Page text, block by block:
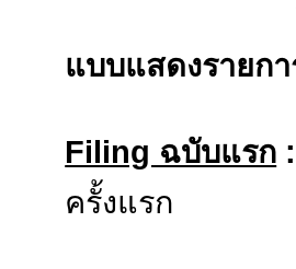
แบบแสดงรายก
Filing ฉบับแรก :
ครั้งแรก